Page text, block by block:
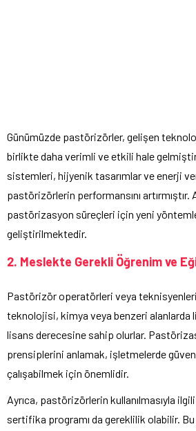
Günümüzde pastörizörler, gelişen
birlikte daha verimli ve etkili hale
sistemleri, hijyenik tasarımlar ve enerji
pastörizörlerin performansını artırmıştır.
pastörizasyon süreçleri için yeni
geliştirilmektedir.
2. Meslekte Gerekli Öğrenim ve
Pastörizör operatörleri veya teknisyenleri
teknolojisi, kimya veya benzeri alanlarda
lisans derecesine sahip olurlar.
prensiplerini anlamak, işletmelerde
çalışabilmek için önemlidir.
Ayrıca, pastörizörlerin kullanılmasıyla
sertifika programı da gereklilik olabilir.